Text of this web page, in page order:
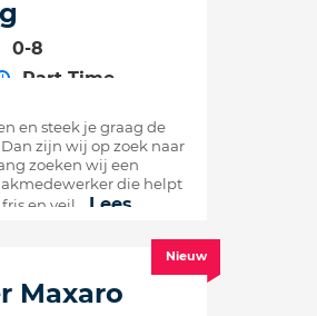
0-8
Part Time
en steek je graag de
zijn wij op zoek naar
zoeken wij een
die helpt
en veil...
Lees
Maxaro
Nieuw